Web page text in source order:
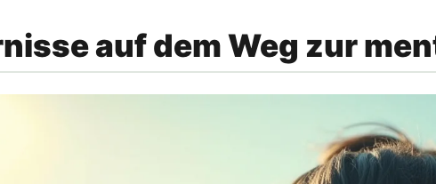
auf dem Weg zur